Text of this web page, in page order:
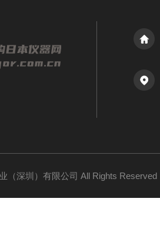
（深圳）有限公司 All Rights